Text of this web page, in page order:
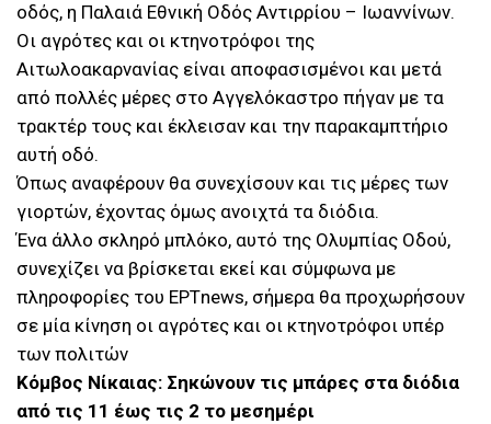
οδός, η Παλαιά Εθνική Οδός Αντιρρίου – Ιωαννίνων.
Οι αγρότες και οι κτηνοτρόφοι της
Αιτωλοακαρνανίας είναι αποφασισμένοι και μετά
από πολλές μέρες στο Αγγελόκαστρο πήγαν με τα
τρακτέρ τους και έκλεισαν και την παρακαμπτήριο
αυτή οδό.
Όπως αναφέρουν θα συνεχίσουν και τις μέρες των
γιορτών, έχοντας όμως ανοιχτά τα διόδια.
Ένα άλλο σκληρό μπλόκο, αυτό της Ολυμπίας Οδού,
συνεχίζει να βρίσκεται εκεί και σύμφωνα με
πληροφορίες του ΕΡΤnews, σήμερα θα προχωρήσουν
σε μία κίνηση οι αγρότες και οι κτηνοτρόφοι υπέρ
των πολιτών
Κόμβος Νίκαιας: Σηκώνουν τις μπάρες στα διόδια
από τις 11 έως τις 2 το μεσημέρι